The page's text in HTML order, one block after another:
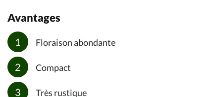
Avantages
Floraison abondante
Compact
Très rustique